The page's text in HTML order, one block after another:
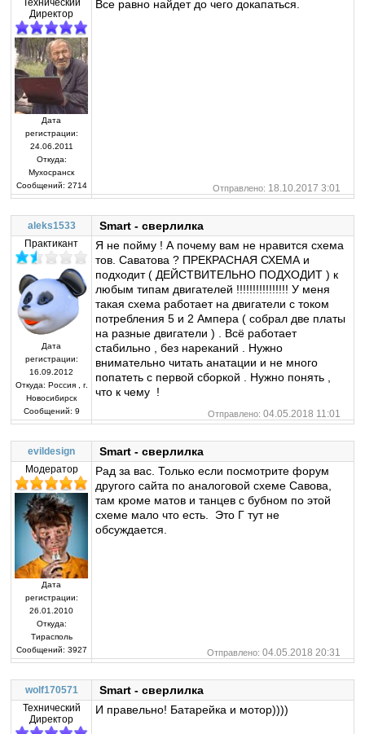
Технический
Директор
Дата
регистрации:
24.06.2011
Откуда:
Мухосранск
Сообщений: 2714
Все равно найдет до чего докапаться.
Отправлено: 18.10.2017 3:01
aleks1533 Smart - сверлилка
Практикант
Дата
регистрации:
16.09.2012
Откуда: Россия , г.
Новосибирск
Сообщений: 9
Я не пойму ! А почему вам не нравится схема
тов. Саватова ? ПРЕКРАСНАЯ СХЕМА и
подходит ( ДЕЙСТВИТЕЛЬНО ПОДХОДИТ ) к
любым типам двигателей !!!!!!!!!!!!!!!! У меня
такая схема работает на двигатели с током
потребления 5 и 2 Ампера ( собрал две платы
на разные двигатели ) . Всё работает
стабильно , без нареканий . Нужно
внимательно читать анатации и не много
попатеть с первой сборкой . Нужно понять ,
что к чему !
Отправлено: 04.05.2018 11:01
evildesign Smart - сверлилка
Модератор
Дата
регистрации:
26.01.2010
Откуда:
Тирасполь
Сообщений: 3927
Рад за вас. Только если посмотрите форум
другого сайта по аналоговой схеме Савова,
там кроме матов и танцев с бубном по этой
схеме мало что есть. Это Г тут не
обсуждается.
Отправлено: 04.05.2018 20:31
wolf170571 Smart - сверлилка
Технический
Директор
И правельно! Батарейка и мотор))))